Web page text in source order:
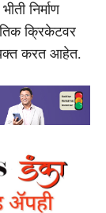
निर्माण
क्रिकेटवर
करत आहेत.